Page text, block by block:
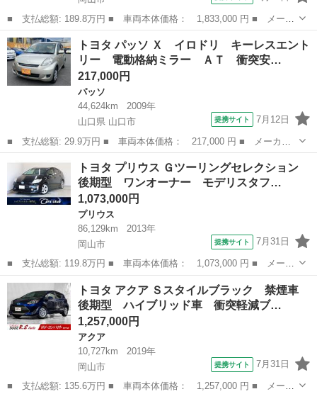
■ 支払総額: 189.8万円 ■ 車両本体価格： 1,833,000 円 ■ メーカ
ー名： トヨタ ■ 車種名： プリウス ■ グレード名： Ｓセーフ
ティプラス ツートーン 純正ナビ モデリスタエアロ モデリスタ
アルミ ...
岡山 岡山市 プリウス
トヨタ パッソ Ｘ イロドリ キーレスエント
リー 電動格納ミラー ＡＴ 衝突安…
217,000円
パッソ
44,624km
2009年
山口県 山口市
提携サイト 7月12日
■ 支払総額: 29.9万円 ■ 車両本体価格： 217,000 円 ■ メーカー
名： トヨタ ■ 車種名： パッソ ■ グレード名： Ｘ イロド
リ キーレスエントリー 電動格納ミラー ＡＴ 衝突安全ボディ
ベンチシート ...
山口 パッソ
トヨタ プリウス Ｇツーリングセレクション
後期型 ワンオーナー モデリスタフ…
1,073,000円
プリウス
86,129km
2013年
岡山市
提携サイト 7月31日
■ 支払総額: 119.8万円 ■ 車両本体価格： 1,073,000 円 ■ メーカ
ー名： トヨタ ■ 車種名： プリウス ■ グレード名： Ｇツーリ
ングセレクション 後期型 ワンオーナー モデリスタフロントスポ
イラー ...
岡山 岡山市 プリウス
トヨタ アクア Ｓスタイルブラック 禁煙車
後期型 ハイブリッド車 衝突軽減ブ…
1,257,000円
アクア
10,727km
2019年
岡山市
提携サイト 7月31日
■ 支払総額: 135.6万円 ■ 車両本体価格： 1,257,000 円 ■ メーカ